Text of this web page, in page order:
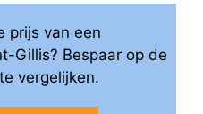
prijs van een
Gillis? Bespaar op de
vergelijken.